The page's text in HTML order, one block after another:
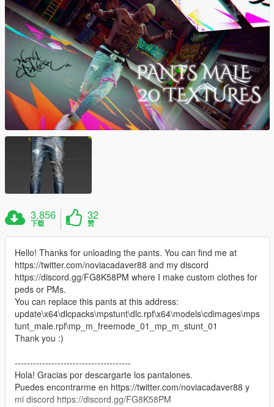
3,856
下载
32
赞
Hello! Thanks for unloading the pants. You can find me at
https://twitter.com/noviacadaver88 and my discord
https://discord.gg/FG8K58PM where I make custom clothes for
peds or PMs.
You can replace this pants at this address:
update\x64\dlcpacks\mpstunt\dlc.rpf\x64\models\cdimages\mps
tunt_male.rpf\mp_m_freemode_01_mp_m_stunt_01
Thank you :)
--------------------------------------
Hola! Gracias por descargarte los pantalones.
Puedes encontrarme en https://twitter.com/noviacadaver88 y
mi discord https://discord.gg/FG8K58PM